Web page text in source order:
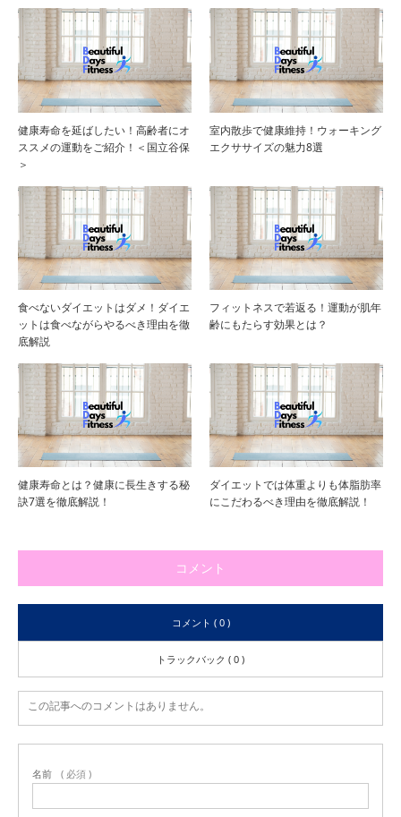
健康寿命を延ばしたい！高齢者にオ
ススメの運動をご紹介！＜国立谷保
＞
室内散歩で健康維持！ウォーキング
エクササイズの魅力8選
食べないダイエットはダメ！ダイエ
ットは食べながらやるべき理由を徹
底解説
フィットネスで若返る！運動が肌年
齢にもたらす効果とは？
健康寿命とは？健康に長生きする秘
訣7選を徹底解説！
ダイエットでは体重よりも体脂肪率
にこだわるべき理由を徹底解説！
コメント
コメント ( 0 )
トラックバック ( 0 )
この記事へのコメントはありません。
名前 ( 必須 )